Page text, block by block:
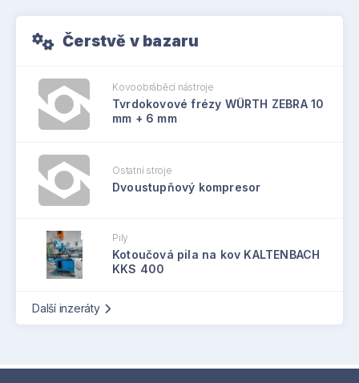
Čerstvě v bazaru
Kovoobráběcí nástroje
Tvrdokovové frézy WÜRTH ZEBRA 10
mm + 6 mm
Ostatní stroje
Dvoustupňový kompresor
Pily
Kotoučová pila na kov KALTENBACH
KKS 400
Další inzeráty